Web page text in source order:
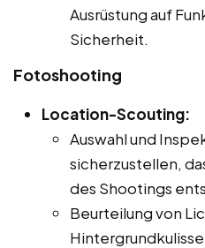
Ausrüstung auf
Sicherheit.
Fotoshooting
Location-Scouting:
Auswahl und
sicherzustellen,
des Shootings
Beurteilung von